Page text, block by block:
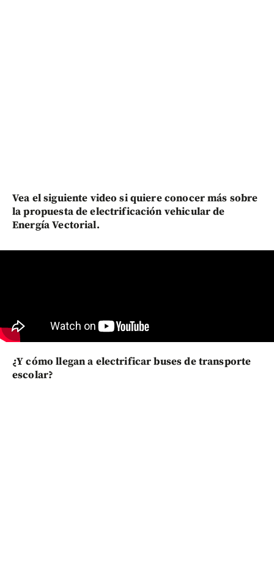
Vea el siguiente video si quiere conocer más sobre
la propuesta de electrificación vehicular de
Energía Vectorial.
¿Y cómo llegan a electrificar buses de transporte
escolar?